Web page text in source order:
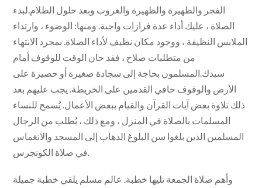
الفجر والظهيرة والظهيرة والغروب وبعد حلول الظلام.لبدء
الصلاة ، عليك أداء عدة فرازات واجبة. ومنها: الوضوء ، وارتداء
الملابس النظيفة ، ووجود مكان نظيف لأداء الصلاة. بمجرد الانتهاء
من متطلبات صلاح ، فقد حان الوقت للوقوف أمام
سيدك.المسلمون بحاجة إلى سجادة صغيرة أو حصيرة على
الأرض والوقوف حافي القدمين على الخريطة. يجب عليهم بعد
ذلك تلاوة بعض آيات القرآن والقيام ببعض الأعمال. يُسمح للنساء
المسلمات بالصلاة في المنزل ، ومع ذلك ، يُطلب من الرجال
المسلمين الذين بلغوا سن البلوغ الذهاب إلى المسجد والانغماس
وأهم صلاة الجمعة تليها خطبة. عالم مسلم يلقي خطبة جميلة